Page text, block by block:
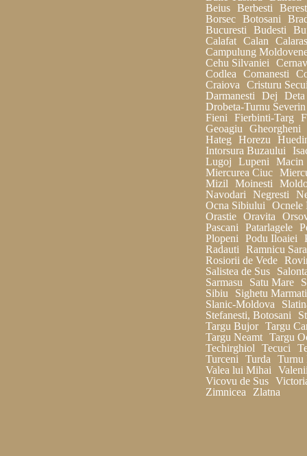
Beius Berbesti
Borsec Botosani
Bucuresti
Budesti
Calafat Calan
Campulung
Cehu Silvaniei
Codlea
Comanesti
Craiova
Cristuru
Darmanesti
Dej
Deta
Drobeta-Turnu Severin
Fieni
Fierbinti-Targ
Geoagiu
Gheorgheni
Hateg
Horezu
Intorsura Buzaului
Lugoj
Lupeni
Macin
Miercurea Ciuc
Mizil
Moinesti
Navodari
Negresti
Ocna Sibiului
Ocnele
Orastie Oravita
Pascani
Patarlagele
Plopeni
Podu Iloaiei
Radauti
Ramnicu
Rosiorii de Vede
Salistea de Sus
Sarmasu
Satu Mare
Sibiu
Sighetu
Slanic-Moldova
Stefanesti, Botosani
Targu Bujor Targu
Targu Neamt Targu
Techirghiol
Tecuci
Turceni
Turda
Turnu
Valea lui Mihai
Vicovu de Sus
Zimnicea
Zlatna